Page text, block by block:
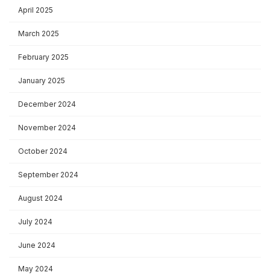
April 2025
March 2025
February 2025
January 2025
December 2024
November 2024
October 2024
September 2024
August 2024
July 2024
June 2024
May 2024